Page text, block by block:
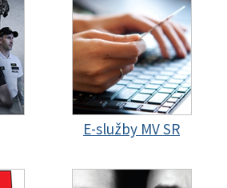
E-služby MV SR